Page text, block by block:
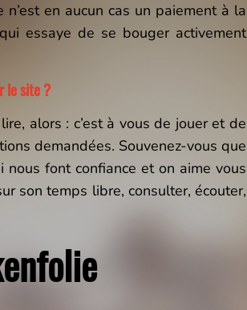
en aucun cas un paiement à la
essaye de se bouger activement
le site ?
alors : c’est à vous de jouer et de
demandées. Souvenez-vous que
font confiance et on aime vous
son temps libre, consulter, écouter,